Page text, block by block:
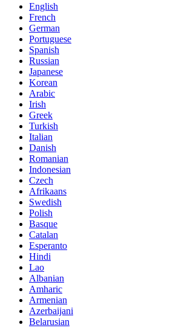
English
French
German
Portuguese
Spanish
Russian
Japanese
Korean
Arabic
Irish
Greek
Turkish
Italian
Danish
Romanian
Indonesian
Czech
Afrikaans
Swedish
Polish
Basque
Catalan
Esperanto
Hindi
Lao
Albanian
Amharic
Armenian
Azerbaijani
Belarusian